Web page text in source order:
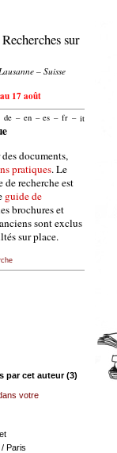
sur
– Suisse
17 août
de – en – es – fr – it
documents,
pratiques. Le
recherche est
guide de
brochures et
sont exclus
sur place.
par cet auteur (3)
votre
Paris